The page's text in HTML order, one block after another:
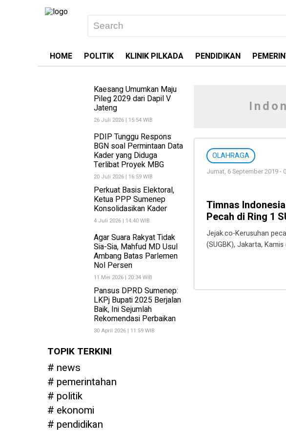
HOME POLITIK KLINIK PILKADA PENDIDIKAN
Kaesang Umumkan Maju
Pileg 2029 dari Dapil V
Jateng
26 Juli 2026 | 15:54 WIB
PDIP Tunggu Respons
BGN soal Permintaan Data
Kader yang Diduga
Terlibat Proyek MBG
20 Juli 2026 | 16:59 WIB
Perkuat Basis Elektoral,
Ketua PPP Sumenep
Konsolidasikan Kader
4 Juli 2026 | 14:40 WIB
Agar Suara Rakyat Tidak
Sia-Sia, Mahfud MD Usul
Ambang Batas Parlemen
Nol Persen
11 Mei 2026 | 20:34 WIB
Pansus DPRD Sumenep:
LKPj Bupati 2025 Berjalan
Baik, Ini Sejumlah
Rekomendasi Perbaikan
30 April 2026 | 11:59 WIB
TOPIK TERKINI
news
pemerintahan
politik
ekonomi
pendidikan
OLAHRAGA
Jumat, 6 September 2019 -
Timnas
Pecah di Ring 1
Jejak.co-Kerusuhan
(SUGBK), Jakarta,